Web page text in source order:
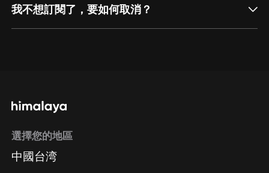
我不想訂閱了，要如何取消？
方法 Google Play取消訂閱方法
選擇您的地區
中國台湾